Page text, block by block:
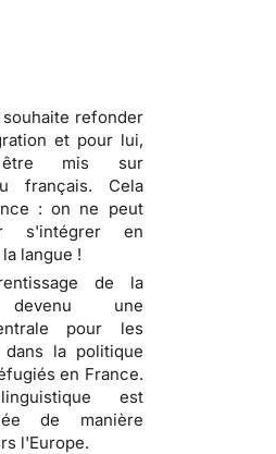
souhaite refonder
et pour lui,
mis sur
français. Cela
: on ne peut
s'intégrer en
langue !
de la
une
pour les
la politique
en France.
est
de manière
l'Europe.